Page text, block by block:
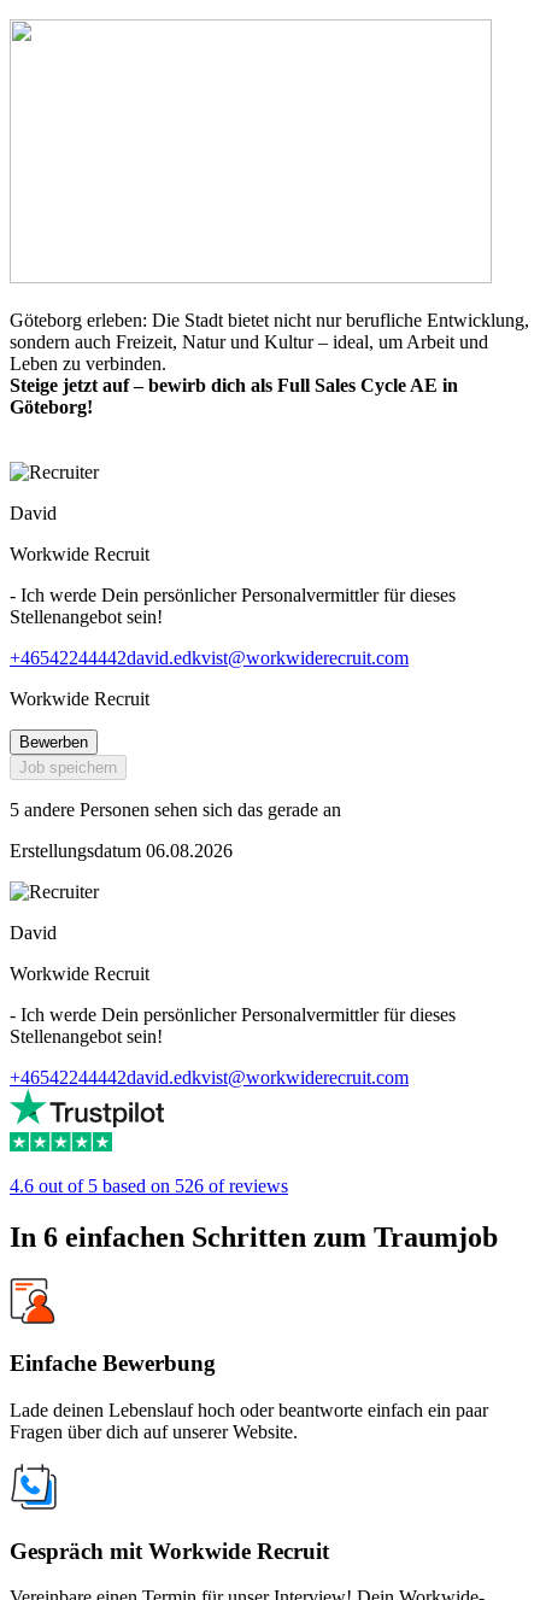
Göteborg erleben: Die Stadt bietet nicht nur berufliche Entwicklung,
sondern auch Freizeit, Natur und Kultur – ideal, um Arbeit und
Leben zu verbinden.
Steige jetzt auf – bewirb dich als Full Sales Cycle AE in
Göteborg!
David
Workwide Recruit
- Ich werde Dein persönlicher Personalvermittler für dieses
Stellenangebot sein!
+46542244442david.edkvist@workwiderecruit.com
Workwide Recruit
Bewerben
Job speichern
5 andere Personen sehen sich das gerade an
Erstellungsdatum 06.08.2026
David
Workwide Recruit
- Ich werde Dein persönlicher Personalvermittler für dieses
Stellenangebot sein!
+46542244442david.edkvist@workwiderecruit.com
4.6 out of 5 based on 526 of reviews
In 6 einfachen Schritten zum Traumjob
Einfache Bewerbung
Lade deinen Lebenslauf hoch oder beantworte einfach ein paar
Fragen über dich auf unserer Website.
Gespräch mit Workwide Recruit